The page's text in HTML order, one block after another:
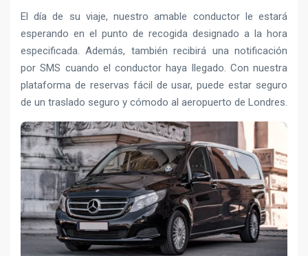
El día de su viaje, nuestro amable conductor le estará
esperando en el punto de recogida designado a la hora
especificada. Además, también recibirá una notificación
por SMS cuando el conductor haya llegado. Con nuestra
plataforma de reservas fácil de usar, puede estar seguro
de un traslado seguro y cómodo al aeropuerto de Londres.